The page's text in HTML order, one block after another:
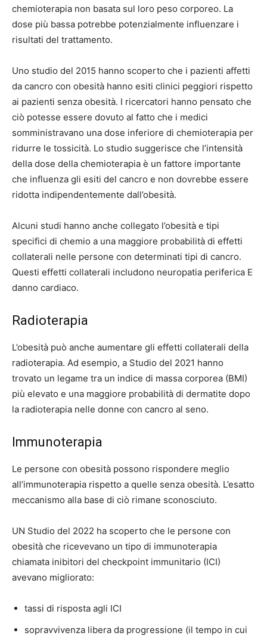
chemioterapia non basata sul loro peso corporeo. La
dose più bassa potrebbe potenzialmente influenzare i
risultati del trattamento.
Uno studio del 2015 hanno scoperto che i pazienti affetti
da cancro con obesità hanno esiti clinici peggiori rispetto
ai pazienti senza obesità. I ricercatori hanno pensato che
ciò potesse essere dovuto al fatto che i medici
somministravano una dose inferiore di chemioterapia per
ridurre le tossicità. Lo studio suggerisce che l’intensità
della dose della chemioterapia è un fattore importante
che influenza gli esiti del cancro e non dovrebbe essere
ridotta indipendentemente dall’obesità.
Alcuni studi hanno anche collegato l’obesità e tipi
specifici di chemio a una maggiore probabilità di effetti
collaterali nelle persone con determinati tipi di cancro.
Questi effetti collaterali includono neuropatia periferica E
danno cardiaco.
Radioterapia
L’obesità può anche aumentare gli effetti collaterali della
radioterapia. Ad esempio, a Studio del 2021 hanno
trovato un legame tra un indice di massa corporea (BMI)
più elevato e una maggiore probabilità di dermatite dopo
la radioterapia nelle donne con cancro al seno.
Immunoterapia
Le persone con obesità possono rispondere meglio
all’immunoterapia rispetto a quelle senza obesità. L’esatto
meccanismo alla base di ciò rimane sconosciuto.
UN Studio del 2022 ha scoperto che le persone con
obesità che ricevevano un tipo di immunoterapia
chiamata inibitori del checkpoint immunitario (ICI)
avevano migliorato:
tassi di risposta agli ICI
sopravvivenza libera da progressione (il tempo in cui